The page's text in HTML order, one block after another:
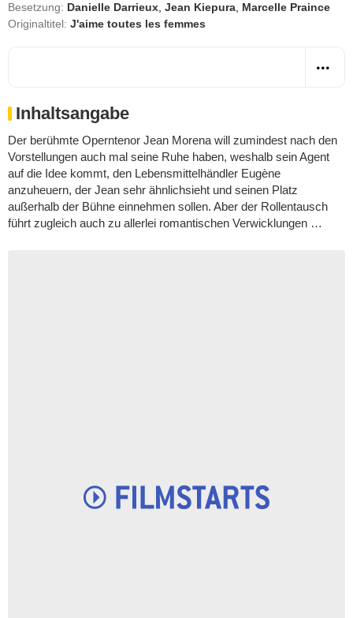
Besetzung: Danielle Darrieux Jean Kiepura Marcelle Praince
Originaltitel: J'aime toutes les femmes
Inhaltsangabe
Der berühmte Operntenor Jean Morena will zumindest nach den
Vorstellungen auch mal seine Ruhe haben, weshalb sein Agent
auf die Idee kommt, den Lebensmittelhändler Eugène
anzuheuern, der Jean sehr ähnlichsieht und seinen Platz
außerhalb der Bühne einnehmen sollen. Aber der Rollentausch
führt zugleich auch zu allerlei romantischen Verwicklungen …